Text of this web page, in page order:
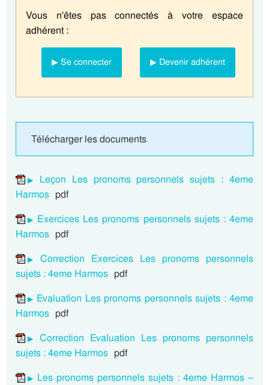
Vous n'êtes pas connectés à votre espace
adhérent :
▶ Se connecter ▶ Devenir adhérent
Télécharger les documents
Leçon Les pronoms personnels sujets : 4eme
Harmos pdf
Exercices Les pronoms personnels sujets : 4eme
Harmos pdf
Correction Exercices Les pronoms personnels
sujets : 4eme Harmos pdf
Evaluation Les pronoms personnels sujets : 4eme
Harmos pdf
Correction Evaluation Les pronoms personnels
sujets : 4eme Harmos pdf
Les pronoms personnels sujets : 4eme Harmos –